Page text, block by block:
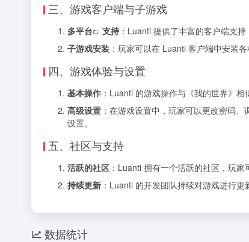
三、游戏客户端与子游戏
多平台 支持 ：Luanti 提供了丰富的客户端支
子游戏安装 ：玩家可以在 Luanti 客户端中安装
四、游戏体验与设置
基本操作 ：Luanti 的游戏操作与《我的世界》
高级设置 ：在游戏设置中，玩家可以更改密码
设置。
五、社区与支持
活跃的社区 ：Luanti 拥有一个活跃的社区，玩
持续更新 ：Luanti 的开发团队持续对游戏进行更
数据统计